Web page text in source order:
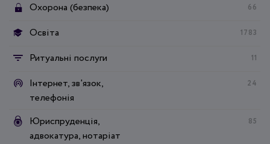
Охорона (безпека) 66
Освіта 1783
Ритуальні послуги 11
Інтернет, зв'язок,
телефонія
24
Юриспруденція,
адвокатура, нотаріат
85